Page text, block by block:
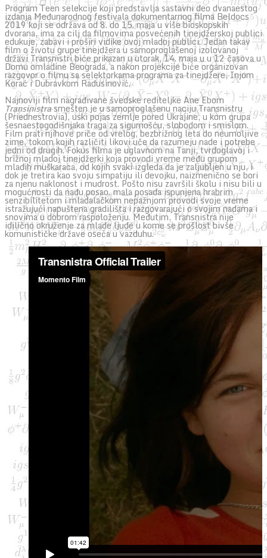
Program Teen selekcije koji predstavlja sastavni deo dvanaestog
izdanja Međunarodnog festivala dokumentarnog filma Beldocs
2019 koji se održava od 8. do 15. maja u više bioskopskih
dvorana, ima za cilj da filmovima posvećenih tinejdžerskoj publici
edukuje, zabavi i proširi vidike ovoj mladoj publici. Jedan takav
film o životu grupe tinejdžera u samoproglašenoj izolovanoj
državi Transnistri biće prikazan u utorak, 14. maja u u 12 časova u
Domu omladine Beograda, a nakon projekcije biće organizovan
razgovor o filmu sa selektorkama programa za tinejdžere, Injom
Korać i Dubravkom Radusinović.
Najnoviji film nagrađivane švedske rediteljke Ane Eborn
Transinistrasmešten je u samoproglašenu naciju Transnistru
(Priednestrovia), uski pojas zemlje pored Ukrajine, u kom grupa
šesnaestogodišnjaka traga za sigurnošću, slobodom i smislom.
Film prati njihove priče od vrelog, bezbrižnog leta do neumoljive
zime, tokom kojih različiti likovi uče da razumeju nade i potrebe
jedni od drugih. Fokus filma je uglavnom na Tanji, tvrdoglavoj i
brižnoj mladoj tinejdžerki koja provodi vreme među grupom
mladih muškaraca, od kojih svaki izgleda da je zaljubljen u nju, i
dok je tretira kao svoju simpatiju ili devojku, naizmenično se bori
za njenu naklonost i mudrost. Pošto nisu završili školu i nisu bili u
mogućnosti da nađu posao, mala posada ispunjena hrabrim
senzibilitetom i mladalačkom nepažnjom provodi svoje vreme
istražujući napuštena gradilišta i razgovarajući o svojim nadama i
snovima u dobrom raspoloženju. Međutim, Transnistra nije
idilično okruženje za mlade ljude u kome se prošlost bivše
komunističke države oseća u vazduhu.